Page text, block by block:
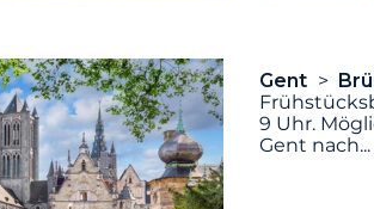
Gent
9 Uhr.
Gent nach...